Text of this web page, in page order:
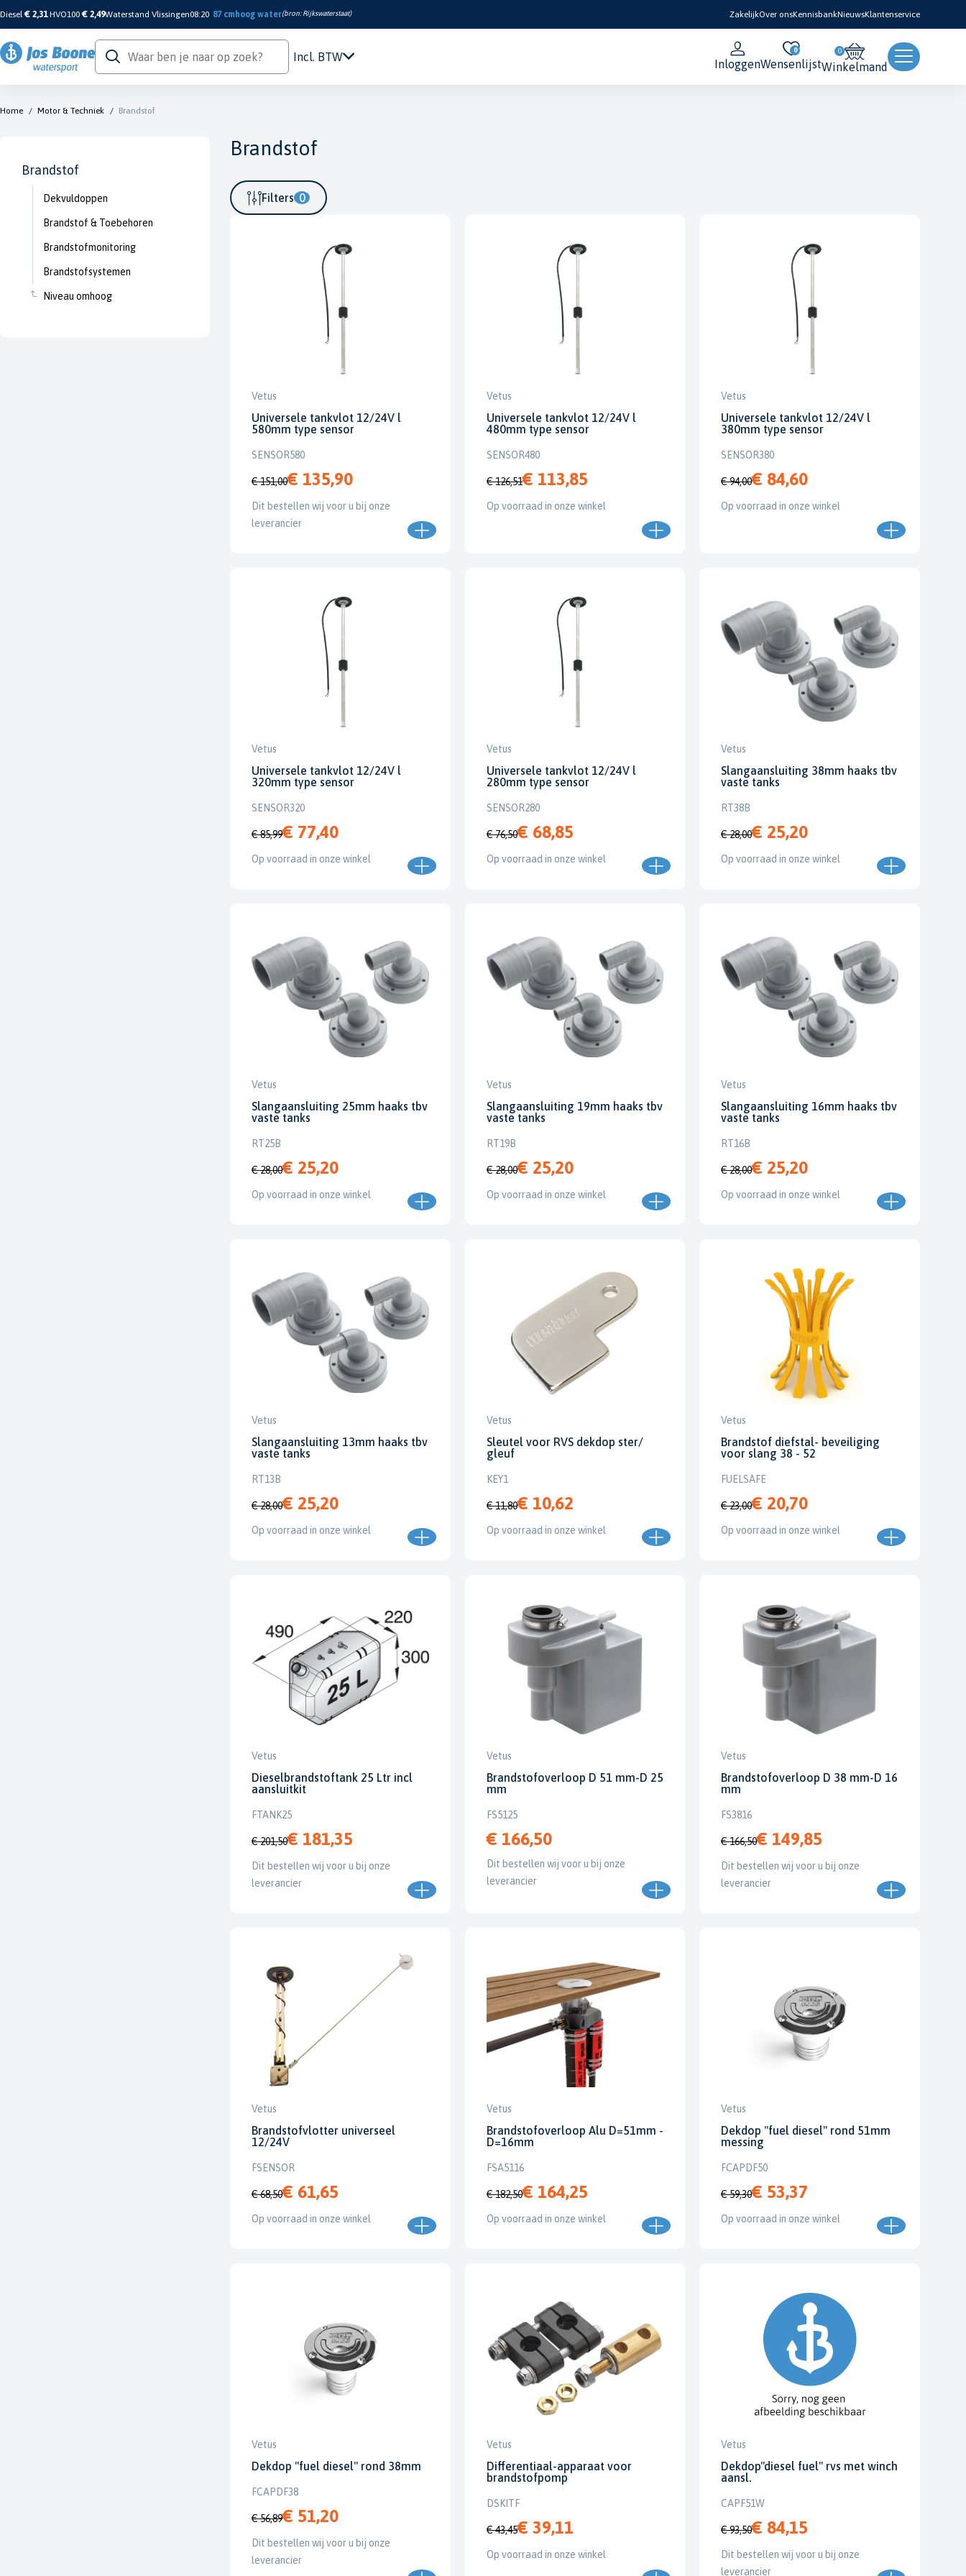
Diesel€ 2,31 HVO100 € 2,49Waterstand Vlissingen08:20 87 cm hoog water(bron:Rijkswaterstaat) ZakelijkOver onsKennisbankNieuwsKlantenservice
Incl. BTW
Inloggen
0
WensenlijstWinkelmand
Home / Motor & Techniek / Brandstof
Brandstof
Dekvuldoppen
Brandstof & Toebehoren
Brandstofmonitoring
Brandstofsystemen
Niveau omhoog
Brandstof
Filters 0
Vetus
Universele tankvlot 12/24V l
580mm type sensor
SENSOR580
€ 151,00€ 135,90
Dit bestellen wij voor u bij onze
leverancier
Vetus
Universele tankvlot 12/24V l
480mm type sensor
SENSOR480
€ 126,51€ 113,85
Op voorraad in onze winkel
Vetus
Universele tankvlot 12/24V l
380mm type sensor
SENSOR380
€ 94,00€ 84,60
Op voorraad in onze winkel
Vetus
Universele tankvlot 12/24V l
320mm type sensor
SENSOR320
€ 85,99€ 77,40
Op voorraad in onze winkel
Vetus
Universele tankvlot 12/24V l
280mm type sensor
SENSOR280
€ 76,50€ 68,85
Op voorraad in onze winkel
Vetus
Slangaansluiting 38mm haaks tbv
vaste tanks
RT38B
€ 28,00€ 25,20
Op voorraad in onze winkel
Vetus
Slangaansluiting 25mm haaks tbv
vaste tanks
RT25B
€ 28,00€ 25,20
Op voorraad in onze winkel
Vetus
Slangaansluiting 19mm haaks tbv
vaste tanks
RT19B
€ 28,00€ 25,20
Op voorraad in onze winkel
Vetus
Slangaansluiting 16mm haaks tbv
vaste tanks
RT16B
€ 28,00€ 25,20
Op voorraad in onze winkel
Vetus
Slangaansluiting 13mm haaks tbv
vaste tanks
RT13B
€ 28,00€ 25,20
Op voorraad in onze winkel
Vetus
Sleutel voor RVS dekdop ster/
gleuf
KEY1
€ 11,80€ 10,62
Op voorraad in onze winkel
Vetus
Brandstof diefstal- beveiliging
voor slang 38 - 52
FUELSAFE
€ 23,00€ 20,70
Op voorraad in onze winkel
Vetus
Dieselbrandstoftank 25 Ltr incl
aansluitkit
FTANK25
€ 201,50€ 181,35
Dit bestellen wij voor u bij onze
leverancier
Vetus
Brandstofoverloop D 51 mm-D 25
mm
FS5125
€ 166,50
Dit bestellen wij voor u bij onze
leverancier
Vetus
Brandstofoverloop D 38 mm-D 16
mm
FS3816
€ 166,50€ 149,85
Dit bestellen wij voor u bij onze
leverancier
Vetus
Brandstofvlotter universeel
12/24V
FSENSOR
€ 68,50€ 61,65
Op voorraad in onze winkel
Vetus
Brandstofoverloop Alu D=51mm -
D=16mm
FSA5116
€ 182,50€ 164,25
Op voorraad in onze winkel
Vetus
Dekdop "fuel diesel" rond 51mm
messing
FCAPDF50
€ 59,30€ 53,37
Op voorraad in onze winkel
Vetus
Dekdop "fuel diesel" rond 38mm
FCAPDF38
€ 56,89€ 51,20
Dit bestellen wij voor u bij onze
leverancier
Vetus
Differentiaal-apparaat voor
brandstofpomp
DSKITF
€ 43,45€ 39,11
Op voorraad in onze winkel
Vetus
Dekdop"diesel fuel" rvs met winch
aansl.
CAPF51W
€ 93,50€ 84,15
Dit bestellen wij voor u bij onze
leverancier